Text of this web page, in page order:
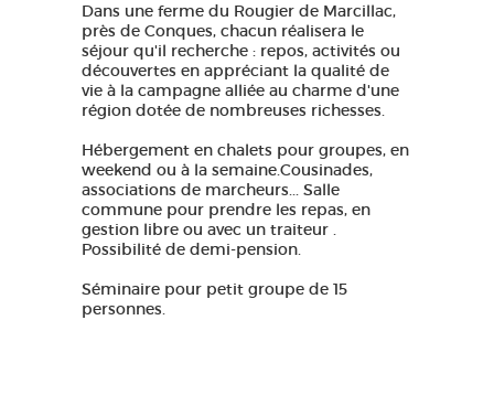
Dans une ferme du Rougier de Marcillac,
près de Conques, chacun réalisera le
séjour qu'il recherche : repos, activités ou
découvertes en appréciant la qualité de
vie à la campagne alliée au charme d'une
région dotée de nombreuses richesses.
Hébergement en chalets pour groupes, en
weekend ou à la semaine.Cousinades,
associations de marcheurs... Salle
commune pour prendre les repas, en
gestion libre ou avec un traiteur .
Possibilité de demi-pension.
Séminaire pour petit groupe de 15
personnes.